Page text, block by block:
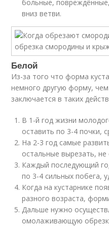
больные,
вниз ветви.
Белой
Из-за того что форма
немного другую форму,
заключается в таких
В 1-й год жизни
оставить по 3-4 почки,
На 2-3 год самые
остальные вырезать, не
Каждый последующий
по 3-4 сильных побега,
Когда на кустарнике
разного возраста,
Дальше нужно
омолаживающую